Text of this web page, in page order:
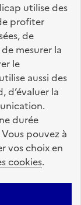
utilise des
profiter
de
mesurer la
le
aussi des
d’évaluer la
durée
pouvez à
vos choix en
cookies.
légales